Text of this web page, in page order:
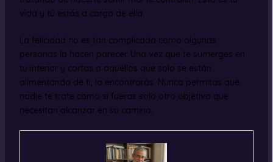
vida y tú estás a cargo de ella.
La felicidad no es tan complicada como algunas
personas la hacen parecer. Una vez que te sumerges en
tu interior y cortas a aquellos que solo se están
alimentando de ti, la encontrarás. Nunca permitas que
nadie te trate como si fueras solo otro objetivo que
necesitan alcanzar en su camino.